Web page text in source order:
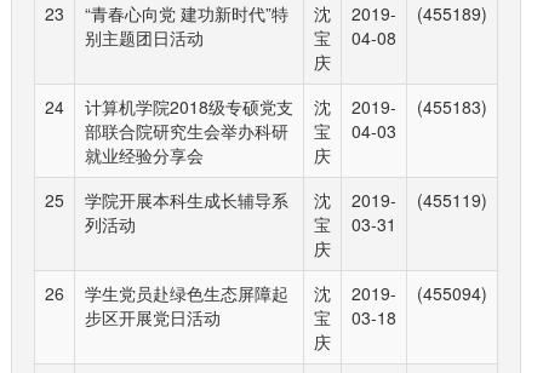
23
“青春心向党 建功新时代”特
别主题团日活动
沈
宝
庆
2019-
04-08
(455189)
24
计算机学院2018级专硕党支
部联合院研究生会举办科研
就业经验分享会
沈
宝
庆
2019-
04-03
(455183)
25
学院开展本科生成长辅导系
列活动
沈
宝
庆
2019-
03-31
(455119)
26
学生党员赴绿色生态屏障起
步区开展党日活动
沈
宝
庆
2019-
03-18
(455094)